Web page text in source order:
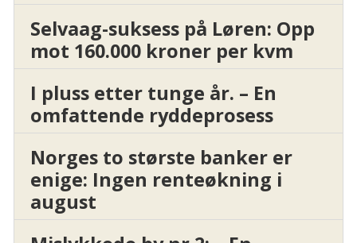
Selvaag-suksess på Løren: Opp
mot 160.000 kroner per kvm
I pluss etter tunge år. – En
omfattende ryddeprosess
Norges to største banker er
enige: Ingen renteøkning i
august